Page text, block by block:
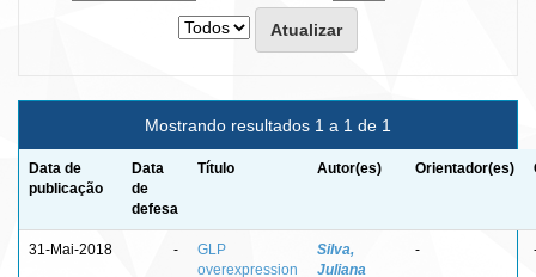
Mostrando resultados 1 a 1 de 1
Data de
publicação
Data
de
defesa
Título Autor(es) Orientador(es)
31-Mai-2018 -
GLP
overexpression
Silva,
Juliana
-